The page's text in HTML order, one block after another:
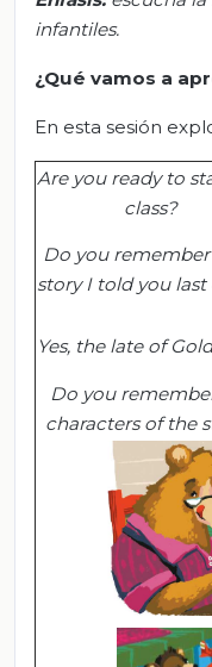
infantiles.
¿Qué vamos a
En esta sesión
Are you ready to
class?
Do you
story I told you last
Yes, the lateof
Do you
characters of the